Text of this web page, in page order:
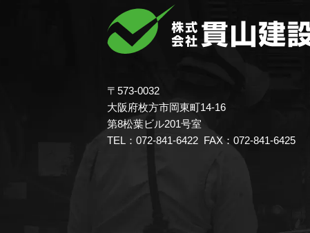
〒573-0032
大阪府枚方市岡東町14-16
第8松葉ビル201号室
TEL：072-841-6422 FAX：072-841-6425